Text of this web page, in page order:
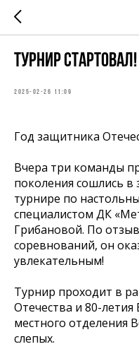
Турнир стартовал!
2025-02-26 11:09
Год защитника
Вчера три команды
поколения сошлись
турнире по
специалистом ДК
Грибановой. По
соревнований, он
увлекательным!
Турнир проходит в
Отечества и 80-
местного отделения
слепых.